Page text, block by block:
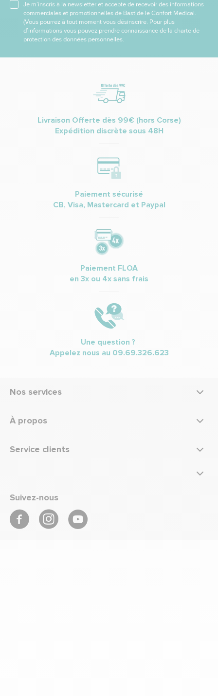
Je m’inscris à la newsletter et accepte de recevoir des informations
commerciales et promotionnelles de Bastide le Confort Médical.
(Vous pourrez à tout moment vous désinscrire. Pour plus
d’informations vous pouvez prendre connaissance de la charte de
protection des données personnelles.
Livraison Offerte dès 99€ (hors Corse)
Expédition discrète sous 48H
Paiement sécurisé
CB, Visa, Mastercard et Paypal
Paiement FLOA
en 3x ou 4x sans frais
Une question ?
Appelez nous au 09.69.326.623
Nos services
À propos
Service clients
Suivez-nous